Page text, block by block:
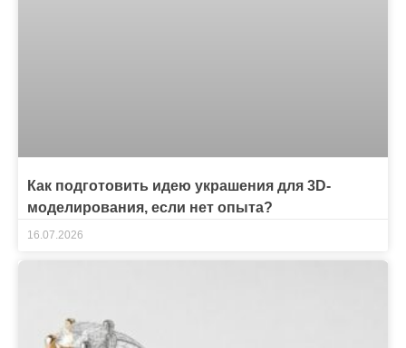
Как подготовить идею украшения для 3D-
моделирования, если нет опыта?
16.07.2026